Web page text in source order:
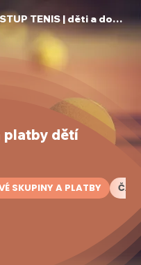
TENIS | děti a dospělí
platby dětí
SKUPINY A PLATBY